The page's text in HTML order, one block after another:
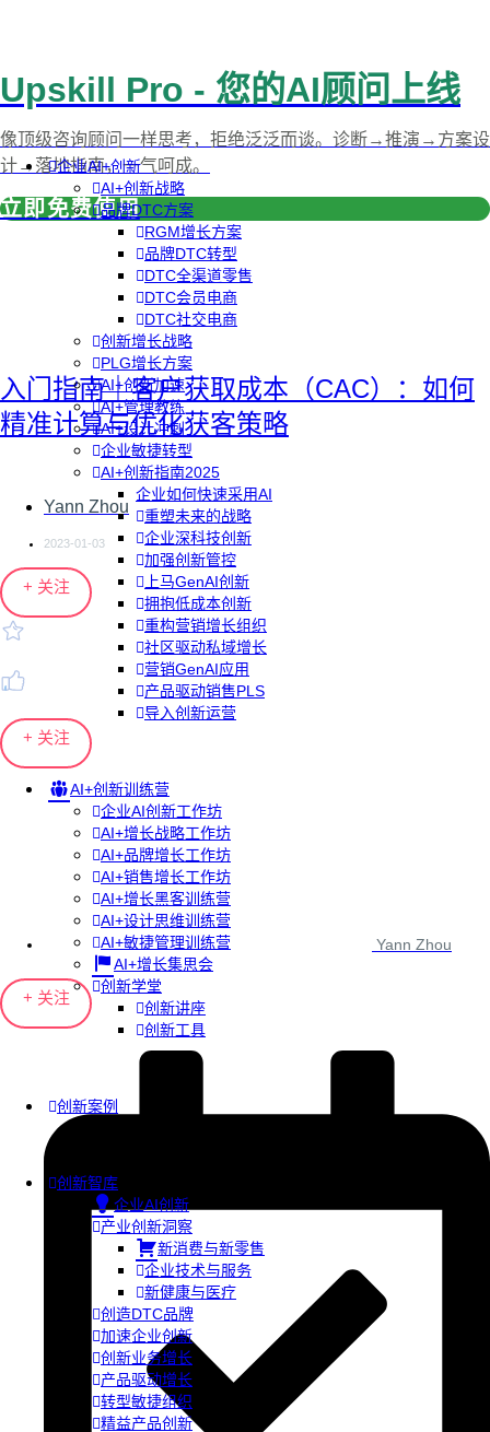
企业AI+创新
AI+创新战略
品牌DTC方案
RGM增长方案
品牌DTC转型
DTC全渠道零售
DTC会员电商
DTC社交电商
创新增长战略
PLG增长方案
AI+创新加速
AI+管理教练
AI+设计冲刺
企业敏捷转型
AI+创新指南2025
企业如何快速采用AI
重塑未来的战略
企业深科技创新
加强创新管控
上马GenAI创新
拥抱低成本创新
重构营销增长组织
社区驱动私域增长
营销GenAI应用
产品驱动销售PLS
导入创新运营
AI+创新训练营
企业AI创新工作坊
AI+增长战略工作坊
AI+品牌增长工作坊
AI+销售增长工作坊
AI+增长黑客训练营
AI+设计思维训练营
AI+敏捷管理训练营
AI+增长集思会
创新学堂
创新讲座
创新工具
创新案例
创新智库
企业AI创新
产业创新洞察
新消费与新零售
企业技术与服务
新健康与医疗
创造DTC品牌
加速企业创新
创新业务增长
产品驱动增长
转型敏捷组织
精益产品创新
Upskill Pro - 您的AI顾问上线
像顶级咨询顾问一样思考，拒绝泛泛而谈。诊断→推演→方案设
计→落地指南，一气呵成。
立即免费使用
入门指南｜客户获取成本（CAC）：如何
精准计算与优化获客策略
Yann Zhou
2023-01-03
+ 关注
+ 关注
Yann Zhou
+ 关注